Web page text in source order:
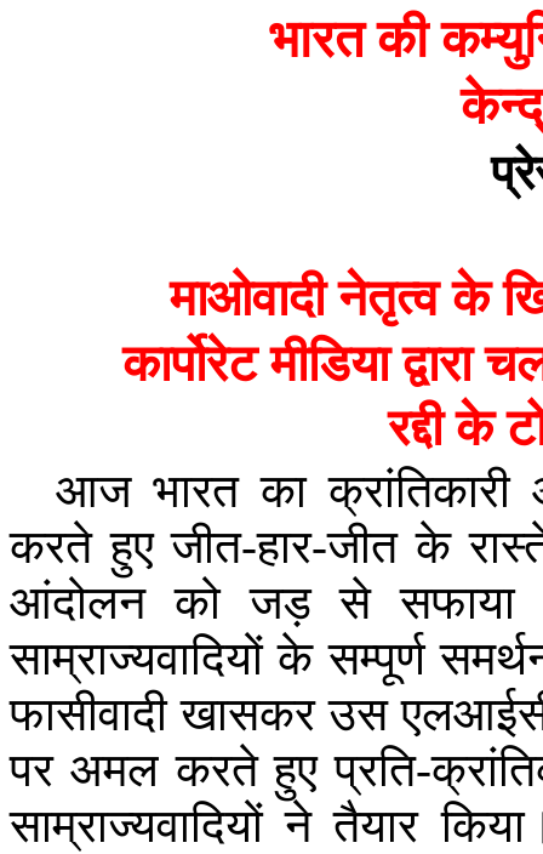
भारत की
माओवादी नेतृत्व के
कार्पोरेट मीडिया द्वारा
रद्दी के
आज भारत का क्रांतिकारी
करते हुए जीत-हार-जीत के
आंदोलन को जड़ से सफाया
साम्राज्यवादियों के सम्पूर्ण
फासीवादी खासकर उस
पर अमल करते हुए प्रति-
साम्राज्यवादियों ने तैयार